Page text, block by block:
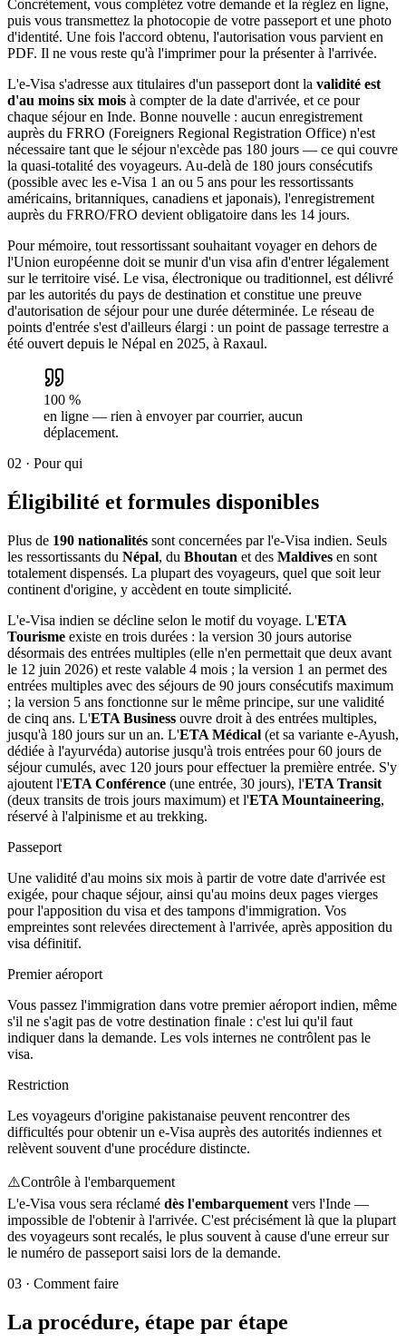
Concrètement, vous complétez votre demande et la réglez en ligne,
puis vous transmettez la photocopie de votre passeport et une photo
d'identité. Une fois l'accord obtenu, l'autorisation vous parvient en
PDF. Il ne vous reste qu'à l'imprimer pour la présenter à l'arrivée.
L'e-Visa s'adresse aux titulaires d'un passeport dont la validité est
d'au moins six mois à compter de la date d'arrivée, et ce pour
chaque séjour en Inde. Bonne nouvelle : aucun enregistrement
auprès du FRRO (Foreigners Regional Registration Office) n'est
nécessaire tant que le séjour n'excède pas 180 jours — ce qui couvre
la quasi-totalité des voyageurs. Au-delà de 180 jours consécutifs
(possible avec les e-Visa 1 an ou 5 ans pour les ressortissants
américains, britanniques, canadiens et japonais), l'enregistrement
auprès du FRRO/FRO devient obligatoire dans les 14 jours.
Pour mémoire, tout ressortissant souhaitant voyager en dehors de
l'Union européenne doit se munir d'un visa afin d'entrer légalement
sur le territoire visé. Le visa, électronique ou traditionnel, est délivré
par les autorités du pays de destination et constitue une preuve
d'autorisation de séjour pour une durée déterminée. Le réseau de
points d'entrée s'est d'ailleurs élargi : un point de passage terrestre a
été ouvert depuis le Népal en 2025, à Raxaul.
100 %
en ligne — rien à envoyer par courrier, aucun
déplacement.
02 · Pour qui
Éligibilité et formules disponibles
Plus de 190 nationalités sont concernées par l'e-Visa indien. Seuls
les ressortissants du Népal, du Bhoutan et des Maldives en sont
totalement dispensés. La plupart des voyageurs, quel que soit leur
continent d'origine, y accèdent en toute simplicité.
L'e-Visa indien se décline selon le motif du voyage. L'ETA
Tourisme existe en trois durées : la version 30 jours autorise
désormais des entrées multiples (elle n'en permettait que deux avant
le 12 juin 2026) et reste valable 4 mois ; la version 1 an permet des
entrées multiples avec des séjours de 90 jours consécutifs maximum
; la version 5 ans fonctionne sur le même principe, sur une validité
de cinq ans. L'ETA Business ouvre droit à des entrées multiples,
jusqu'à 180 jours sur un an. L'ETA Médical (et sa variante e-Ayush,
dédiée à l'ayurvéda) autorise jusqu'à trois entrées pour 60 jours de
séjour cumulés, avec 120 jours pour effectuer la première entrée. S'y
ajoutent l'ETA Conférence (une entrée, 30 jours), l'ETA Transit
(deux transits de trois jours maximum) et l'ETA Mountaineering,
réservé à l'alpinisme et au trekking.
Passeport
Une validité d'au moins six mois à partir de votre date d'arrivée est
exigée, pour chaque séjour, ainsi qu'au moins deux pages vierges
pour l'apposition du visa et des tampons d'immigration. Vos
empreintes sont relevées directement à l'arrivée, après apposition du
visa définitif.
Premier aéroport
Vous passez l'immigration dans votre premier aéroport indien, même
s'il ne s'agit pas de votre destination finale : c'est lui qu'il faut
indiquer dans la demande. Les vols internes ne contrôlent pas le
visa.
Restriction
Les voyageurs d'origine pakistanaise peuvent rencontrer des
difficultés pour obtenir un e-Visa auprès des autorités indiennes et
relèvent souvent d'une procédure distincte.
⚠️Contrôle à l'embarquement
L'e-Visa vous sera réclamé dès l'embarquement vers l'Inde —
impossible de l'obtenir à l'arrivée. C'est précisément là que la plupart
des voyageurs sont recalés, le plus souvent à cause d'une erreur sur
le numéro de passeport saisi lors de la demande.
03 · Comment faire
La procédure, étape par étape